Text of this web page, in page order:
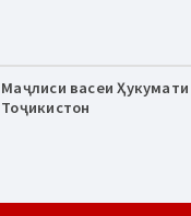
Маҷлиси васеи
Тоҷикистон